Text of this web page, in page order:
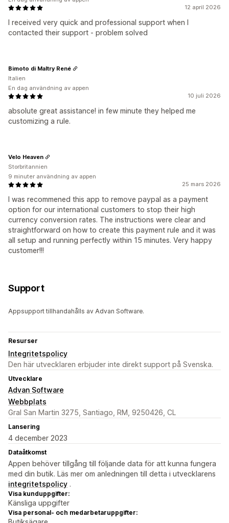
12 april 2026
I received very quick and professional support when I
contacted their support - problem solved
10 juli 2026
absolute great assistance! in few minute they helped me
customizing a rule.
Bimoto di Maltry René
Italien
En dag användning av appen
25 mars 2026
I was recommened this app to remove paypal as a payment
option for our international customers to stop their high
currency conversion rates. The instructions were clear and
straightforward on how to create this payment rule and it was
all setup and running perfectly within 15 minutes. Very happy
customer!!!
Velo Heaven
Storbritannien
9 minuter användning av appen
Support
Appsupport tillhandahålls av Advan Software.
Resurser
Integritetspolicy
Den här utvecklaren erbjuder inte direkt support på Svenska.
Utvecklare
Advan Software
Webbplats
Gral San Martin 3275, Santiago, RM, 9250426, CL
Lansering
4 december 2023
Dataåtkomst
Appen behöver tillgång till följande data för att kunna fungera
med din butik. Läs mer om anledningen till detta i utvecklarens
integritetspolicy .
Visa kunduppgifter:
Känsliga uppgifter
Visa personal- och medarbetaruppgifter: